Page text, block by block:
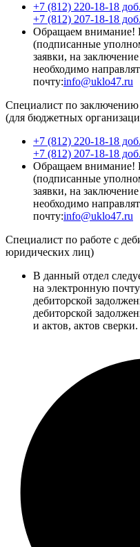
+7 (812) 220-18-18
+7 (812) 207-18-18
Обращаем внимание!
(подписанные
заявки, на
необходимо
почту:info@uklo47.ru
Специалист по
(для бюджетных
+7 (812) 220-18-18
+7 (812) 207-18-18
Обращаем внимание!
(подписанные
заявки, на
необходимо
почту:info@uklo47.ru
Специалист по работе с
юридических лиц)
В данный отдел
на электронную
дебиторской
дебиторской
и актов, актов сверки.